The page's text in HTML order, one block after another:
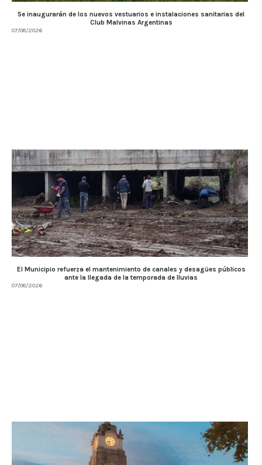
Se inaugurarán de los nuevos vestuarios e instalaciones sanitarias del
Club Malvinas Argentinas
07/08/2026
El Municipio refuerza el mantenimiento de canales y desagües públicos
ante la llegada de la temporada de lluvias
07/08/2026